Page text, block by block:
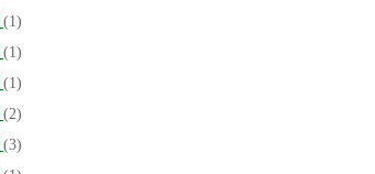
(1)
(1)
(1)
(2)
(3)